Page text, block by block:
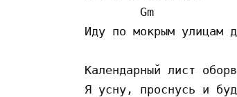
Gm
Иду по мокрым улицам
Календарный лист
Я усну, проснусь и